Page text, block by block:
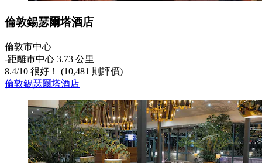
倫敦錫瑟爾塔酒店
倫敦市中心
‐距離市中心 3.73 公里
8.4/10 很好！ (10,481 則評價)
倫敦錫瑟爾塔酒店